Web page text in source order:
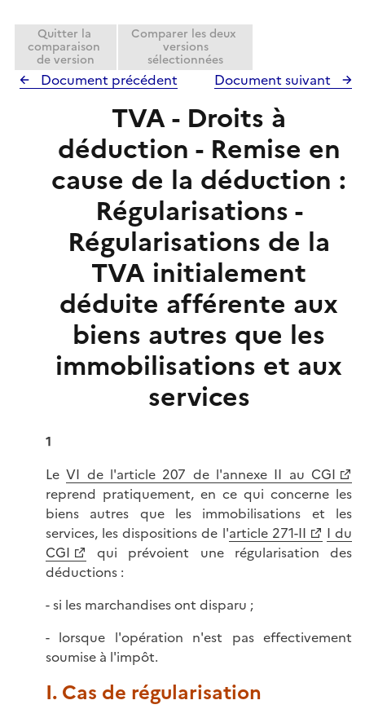
e
rQuitter la
comparaison
de version
Comparer les deux
versions
sélectionnées
Document précédent Document suivant
TVA - Droits à
déduction - Remise en
cause de la déduction :
Régularisations -
Régularisations de la
TVA initialement
déduite afférente aux
biens autres que les
immobilisations et aux
services
1
LeVI de l'article 207 de l'annexe II au CGI
reprend pratiquement, en ce qui concerne les
biens autres que les immobilisations et les
services, les dispositions de l'article 271-II
I du
CGI
qui prévoient une régularisation des
déductions :
- si les marchandises ont disparu ;
- lorsque l'opération n'est pas effectivement
soumise à l'impôt.
I. Cas de régularisation